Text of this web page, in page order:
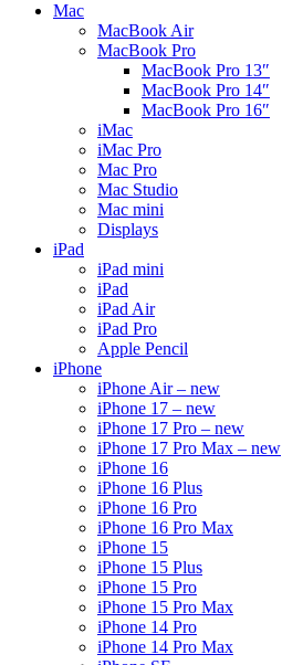
Mac
MacBook Air
MacBook Pro
MacBook Pro 13″
MacBook Pro 14″
MacBook Pro 16″
iMac
iMac Pro
Mac Pro
Mac Studio
Mac mini
Displays
iPad
iPad mini
iPad
iPad Air
iPad Pro
Apple Pencil
iPhone
iPhone Air – new
iPhone 17 – new
iPhone 17 Pro – new
iPhone 17 Pro Max – new
iPhone 16
iPhone 16 Plus
iPhone 16 Pro
iPhone 16 Pro Max
iPhone 15
iPhone 15 Plus
iPhone 15 Pro
iPhone 15 Pro Max
iPhone 14 Pro
iPhone 14 Pro Max